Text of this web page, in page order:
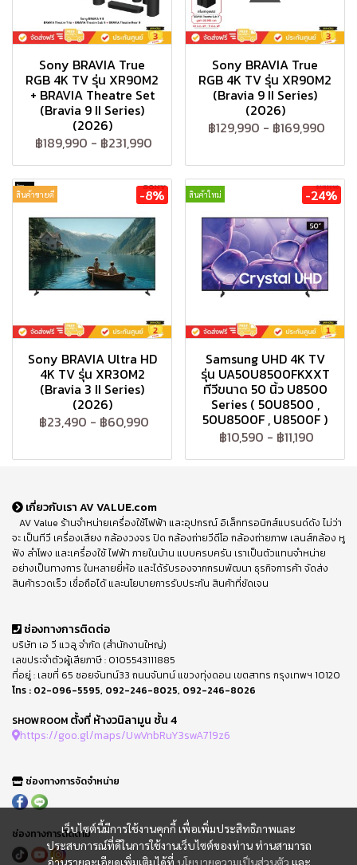
Sony BRAVIA True
RGB 4K TV รุ่น XR90M2
+ BRAVIA Theatre Set
(Bravia 9 II Series)
(2026)
฿189,990 - ฿231,990
Sony BRAVIA True
RGB 4K TV รุ่น XR90M2
(Bravia 9 II Series)
(2026)
฿129,990 - ฿169,990
สินค้าขายดี -8%
Sony BRAVIA Ultra HD
4K TV รุ่น XR30M2
(Bravia 3 II Series)
(2026)
฿23,490 - ฿60,990
สินค้าใหม่ -24%
Samsung UHD 4K TV
รุ่น UA50U8500FKXXT
ทีวีขนาด 50 นิ้ว U8500
Series ( 50U8500 ,
50U8500F , U8500F )
฿10,590 - ฿11,190
เว็บไซต์นี้มีการใช้งานคุกกี้ เพื่อเพิ่มประสิทธิภาพและ
ประสบการณ์ที่ดีในการใช้งานเว็บไซต์ของท่าน ท่านสามารถ
อ่านรายละเอียดเพิ่มเติมได้ที่ นโยบายความเป็นส่วนตัว และ
เกี่ยวกับเรา AV VALUE.com
AV Value ร้านจำหน่ายเครื่องใช้ไฟฟ้า และอุปกรณ์ อิเล็กทรอนิกส์แบรนด์ดัง ไม่ว่า
จะ เป็นทีวี เครื่องเสียง กล้องวงจร ปิด กล้องถ่ายวีดีโอ กล้องถ่ายภาพ เลนส์กล้อง หู
ฟัง ลำโพง และเครื่องใช้ ไฟฟ้า ภายในบ้าน แบบครบครัน เราเป็นตัวแทนจำหน่าย
อย่างเป็นทางการ ในหลายยี่ห้อ และได้รับรองจากกรมพัฒนา ธุรกิจการค้า จัดส่ง
สินค้ารวดเร็ว เชื่อถือได้ และนโยบายการรับประกัน สินค้าที่ชัดเจน
ช่องทางการติดต่อ
บริษัท เอ วี แวลู จำกัด (สำนักงานใหญ่)
เลขประจำตัวผู้เสียภาษี : 0105543111885
ที่อยู่ : เลขที่ 65 ซอยจันทน์33 ถนนจันทน์ แขวงทุ่งดอน เขตสาทร กรุงเทพฯ 10120
โทร : 02-096-5595, 092-246-8025, 092-246-8026
SHOWROOM ตั้งที่ ห้างวนิลามูน ชั้น 4
https://goo.gl/maps/UwVnbRuY3swA719z6
ช่องทางการจัดจำหน่าย
ช่องทางการติดตาม